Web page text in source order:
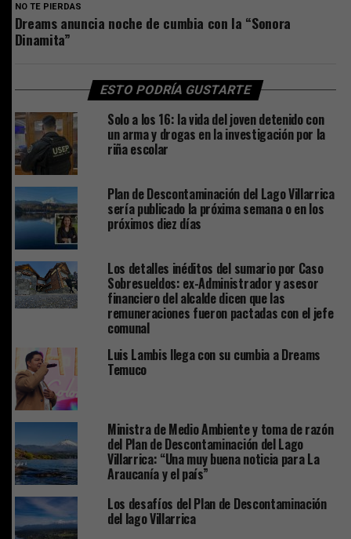
NO TE PIERDAS
Dreams anuncia noche de cumbia con la “Sonora
Dinamita”
ESTO PODRÍA GUSTARTE
Solo a los 16: la vida del joven detenido con
un arma y drogas en la investigación por la
riña escolar
Plan de Descontaminación del Lago Villarrica
sería publicado la próxima semana o en los
próximos diez días
Los detalles inéditos del sumario por Caso
Sobresueldos: ex-Administrador y asesor
financiero del alcalde dicen que las
remuneraciones fueron pactadas con el jefe
comunal
Luis Lambis llega con su cumbia a Dreams
Temuco
Ministra de Medio Ambiente y toma de razón
del Plan de Descontaminación del Lago
Villarrica: “Una muy buena noticia para La
Araucanía y el país”
Los desafíos del Plan de Descontaminación
del lago Villarrica